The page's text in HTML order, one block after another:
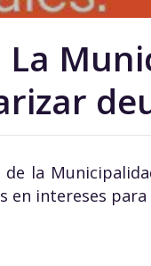
La
de la
en intereses